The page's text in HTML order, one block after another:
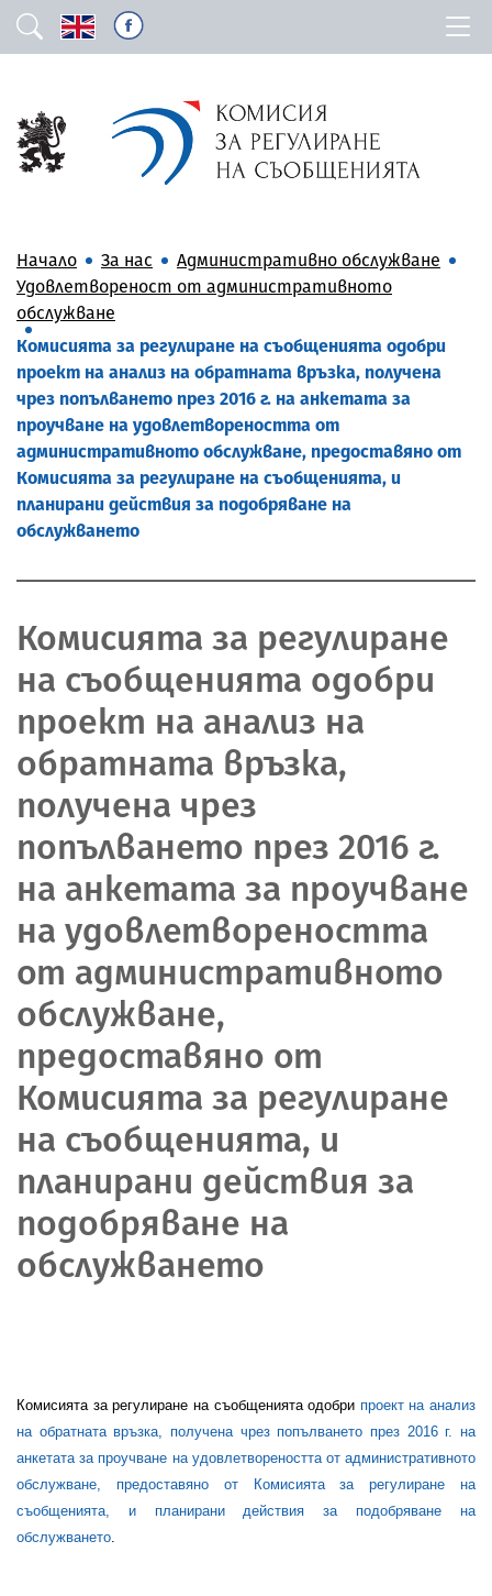
Начало За нас
Административно обслужване
Удовлетвореност от административното
обслужване
Комисията за регулиране на съобщенията одобри
проект на анализ на обратната връзка, получена
чрез попълването през 2016 г. на анкетата за
проучване на удовлетвореността от
административното обслужване, предоставяно от
Комисията за регулиране на съобщенията, и
планирани действия за подобряване на
обслужването
Комисията за регулиране
на съобщенията одобри
проект на анализ на
обратната връзка,
получена чрез
попълването през 2016 г.
на анкетата за проучване
на удовлетвореността
от административното
обслужване,
предоставяно от
Комисията за регулиране
на съобщенията, и
планирани действия за
подобряване на
обслужването
Комисията за регулиране на съобщенията одобри проект на анализ
на обратната връзка, получена чрез попълването през 2016 г. на
анкетата за проучване на удовлетвореността от административното
обслужване, предоставяно от Комисията за регулиране на
съобщенията, и планирани действия за подобряване на
обслужването